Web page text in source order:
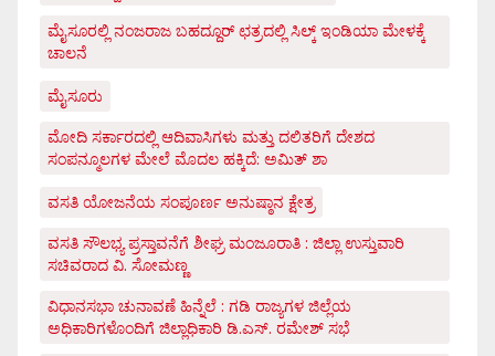
ಮೈಸೂರಲ್ಲಿ ನಂಜರಾಜ ಬಹದ್ದೂರ್ ಛತ್ರದಲ್ಲಿ ಸಿಲ್ಕ್ ಇಂಡಿಯಾ ಮೇಳಕ್ಕೆ
ಚಾಲನೆ
ಮೈಸೂರು
ಮೋದಿ ಸರ್ಕಾರದಲ್ಲಿ ಆದಿವಾಸಿಗಳು ಮತ್ತು ದಲಿತರಿಗೆ ದೇಶದ
ಸಂಪನ್ಮೂಲಗಳ ಮೇಲೆ ಮೊದಲ ಹಕ್ಕಿದೆ: ಅಮಿತ್ ಶಾ
ವಸತಿ ಯೋಜನೆಯ ಸಂಪೂರ್ಣ ಅನುಷ್ಠಾನ ಕ್ಷೇತ್ರ
ವಸತಿ ಸೌಲಭ್ಯ ಪ್ರಸ್ತಾವನೆಗೆ ಶೀಘ್ರ ಮಂಜೂರಾತಿ : ಜಿಲ್ಲಾ ಉಸ್ತುವಾರಿ
ಸಚಿವರಾದ ವಿ. ಸೋಮಣ್ಣ
ವಿಧಾನಸಭಾ ಚುನಾವಣೆ ಹಿನ್ನೆಲೆ : ಗಡಿ ರಾಜ್ಯಗಳ ಜಿಲ್ಲೆಯ
ಅಧಿಕಾರಿಗಳೊಂದಿಗೆ ಜಿಲ್ಲಾಧಿಕಾರಿ ಡಿ.ಎಸ್. ರಮೇಶ್ ಸಭೆ